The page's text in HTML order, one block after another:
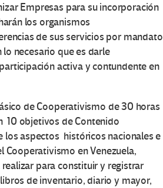
Empresas para su incorporación
los organismos
de sus servicios por mandato
necesario que es darle
activa y contundente en
de Cooperativismo de 30 horas
10 objetivos de Contenido
aspectos históricos nacionales e
Cooperativismo en Venezuela,
para constituir y registrar
de inventario, diario y mayor,